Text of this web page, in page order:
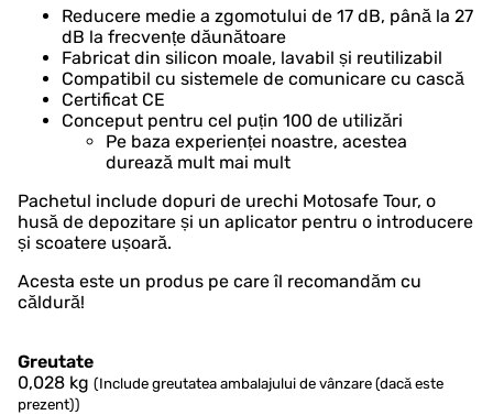
Reducere medie a zgomotului de 17 dB, până la 27
dB la frecvențe dăunătoare
Fabricat din silicon moale, lavabil și reutilizabil
Compatibil cu sistemele de comunicare cu cască
Certificat CE
Conceput pentru cel puțin 100 de utilizări
Pe baza experienței noastre, acestea
durează mult mai mult
Pachetul include dopuri de urechi Motosafe Tour, o
husă de depozitare și un aplicator pentru o introducere
și scoatere ușoară.
Acesta este un produs pe care îl recomandăm cu
căldură!
Greutate
0,028 kg (Include greutatea ambalajului de vânzare (dacă este
prezent))